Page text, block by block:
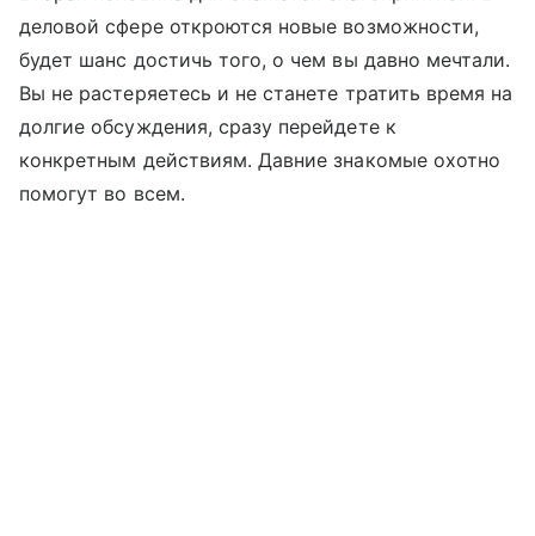
деловой сфере откроются новые возможности,
будет шанс достичь того, о чем вы давно мечтали.
Вы не растеряетесь и не станете тратить время на
долгие обсуждения, сразу перейдете к
конкретным действиям. Давние знакомые охотно
помогут во всем.